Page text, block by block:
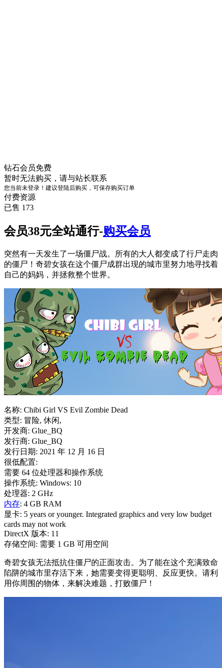
钻石会员免费
暂时无法购买，请与站长联系
您当前未登录！建议登陆后购买，可保存购买订单
付费资源
已售 173
会员38元全站通行-购买会员
突然有一天发生了一场僵尸战。所有的大人都变成了行尸走肉
的僵尸！奇碧女孩在这个僵尸成群出现的城市里努力地寻找着
自己的妈妈，并拯救整个世界。
名称: Chibi Girl VS Evil Zombie Dead
类型: 冒险, 休闲,
开发商: Glue_BQ
发行商: Glue_BQ
发行日期: 2021 年 12 月 16 日
很低配置:
需要 64 位处理器和操作系统
操作系统: Windows: 10
处理器: 2 GHz
内存: 4 GB RAM
显卡: 5 years or younger. Integrated graphics and very low budget
cards may not work
DirectX 版本: 11
存储空间: 需要 1 GB 可用空间
奇碧女孩无法抵抗住僵尸的正面攻击。为了能在这个充满致命
陷阱的城市里存活下来，她需要变得更聪明、反应更快。请利
用你周围的物体，来解决难题，打败僵尸！